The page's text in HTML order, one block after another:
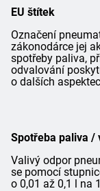
EU štítek
Označení
zákonodárce jej
spotřeby paliva,
odvalování
o dalších
Spotřeba paliva /
Valivý odpor
se pomocí
o 0,01 až 0,1 l na